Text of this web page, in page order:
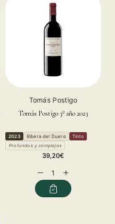
Vendor:Tomás Postigo
Tomás Postigo 3º año 2023
2023 Ribera del Duero
Tinto
Profundos y complejos
Regular
39,20€
Decrease
quantity
Increase
quantity
for